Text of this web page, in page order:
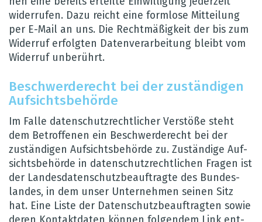
wider­ru­fen. Dazu reicht eine form­lose Mit­tei­lung
per E-Mail an uns. Die Recht­mä­ßig­keit der bis zum
Wider­ruf erfolg­ten Daten­ver­ar­bei­tung bleibt vom
Wider­ruf unbe­rührt.
Beschwer­de­recht bei der zustän­di­gen
Auf­sichts­be­hörde
Im Falle daten­schutz­recht­li­cher Ver­stöße steht
dem Betrof­fe­nen ein Beschwer­de­recht bei der
zustän­di­gen Auf­sichts­be­hörde zu. Zustän­dige Auf­
sichts­be­hörde in daten­schutz­recht­li­chen Fra­gen ist
der Lan­des­da­ten­schutz­be­auf­tragte des Bun­des­
lan­des, in dem unser Unter­neh­men sei­nen Sitz
hat. Eine Liste der Daten­schutz­be­auf­trag­ten sowie